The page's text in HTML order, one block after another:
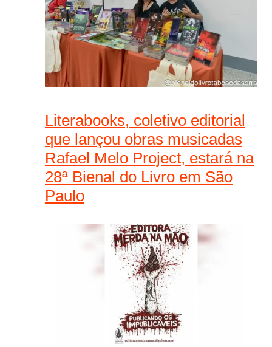
Literabooks, coletivo editorial
que lançou obras musicadas
Rafael Melo Project, estará na
28ª Bienal do Livro em São
Paulo